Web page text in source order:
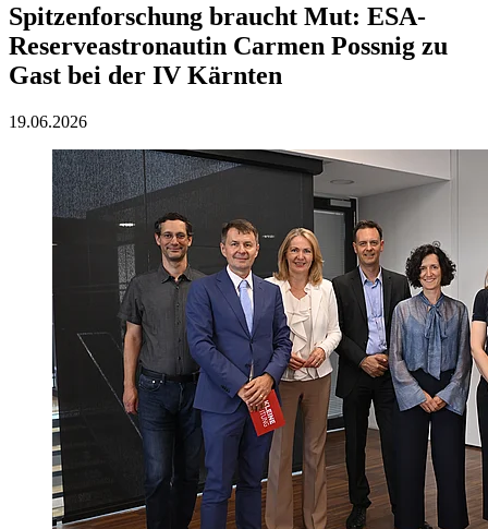
Spitzenforschung braucht Mut: ESA-
Reserveastronautin Carmen Possnig zu
Gast bei der IV Kärnten
19.06.2026